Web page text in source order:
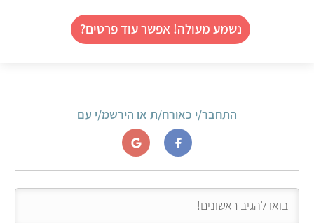
נשמע מעולה! אפשר עוד פרטים?
התחבר/י כאורח/ת או הירשמ/י עם